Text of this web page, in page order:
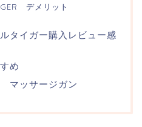
デメリット
タイガー購入レビュー感
め
マッサージガン